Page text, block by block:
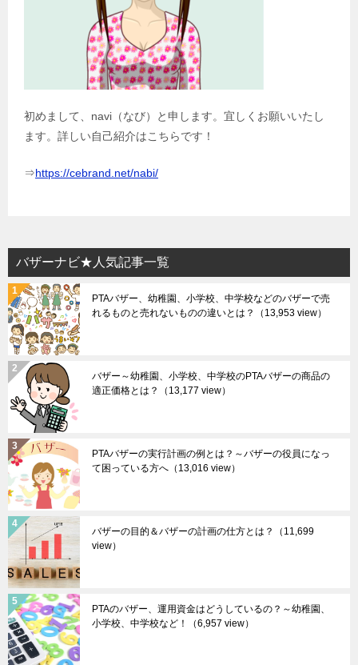
初めまして、navi（なび）と申します。宜しくお願いいたし
ます。詳しい自己紹介はこちらです！
⇒https://cebrand.net/nabi/
バザーナビ★人気記事一覧
PTAバザー、幼稚園、小学校、中学校などのバザーで売
れるものと売れないものの違いとは？
（13,953 view）
バザー～幼稚園、小学校、中学校のPTAバザーの商品の
適正価格とは？
（13,177 view）
PTAバザーの実行計画の例とは？～バザーの役員になっ
て困っている方へ （13,016 view）
バザーの目的＆バザーの計画の仕方とは？
（11,699
view）
PTAのバザー、運用資金はどうしているの？～幼稚園、
小学校、中学校など！
（6,957 view）